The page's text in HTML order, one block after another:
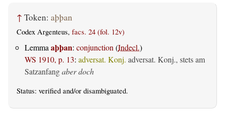
↑ Token: aþþan
Codex Argenteus, facs. 24 (fol. 12v)
Lemma aþþan: conjunction (Indecl.)
WS 1910, p. 13: adversat. Konj. adversat. Konj., stets am
Satzanfangaber doch
Status: verified and/or disambiguated.